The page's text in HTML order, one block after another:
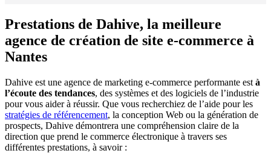
Prestations de Dahive, la meilleure
agence de création de site e-commerce à
Nantes
Dahive est une agence de marketing e-commerce performante est à
l’écoute des tendances, des systèmes et des logiciels de l’industrie
pour vous aider à réussir. Que vous recherchiez de l’aide pour les
stratégies de référencement, la conception Web ou la génération de
prospects, Dahive démontrera une compréhension claire de la
direction que prend le commerce électronique à travers ses
différentes prestations, à savoir :